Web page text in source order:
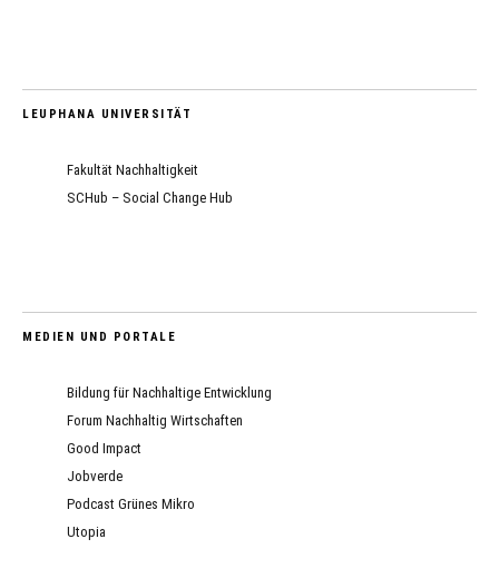
LEUPHANA UNIVERSITÄT
Fakultät Nachhaltigkeit
SCHub – Social Change Hub
MEDIEN UND PORTALE
Bildung für Nachhaltige Entwicklung
Forum Nachhaltig Wirtschaften
Good Impact
Jobverde
Podcast Grünes Mikro
Utopia